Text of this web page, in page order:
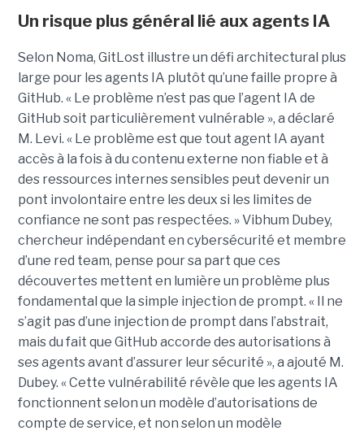
Un risque plus général lié aux agents IA
Selon Noma, GitLost illustre un défi architectural plus
large pour les agents IA plutôt qu’une faille propre à
GitHub. « Le problème n’est pas que l’agent IA de
GitHub soit particulièrement vulnérable », a déclaré
M. Levi. « Le problème est que tout agent IA ayant
accès à la fois à du contenu externe non fiable et à
des ressources internes sensibles peut devenir un
pont involontaire entre les deux si les limites de
confiance ne sont pas respectées. » Vibhum Dubey,
chercheur indépendant en cybersécurité et membre
d’une red team, pense pour sa part que ces
découvertes mettent en lumière un problème plus
fondamental que la simple injection de prompt. « Il ne
s’agit pas d’une injection de prompt dans l’abstrait,
mais du fait que GitHub accorde des autorisations à
ses agents avant d’assurer leur sécurité », a ajouté M.
Dubey. « Cette vulnérabilité révèle que les agents IA
fonctionnent selon un modèle d’autorisations de
compte de service, et non selon un modèle